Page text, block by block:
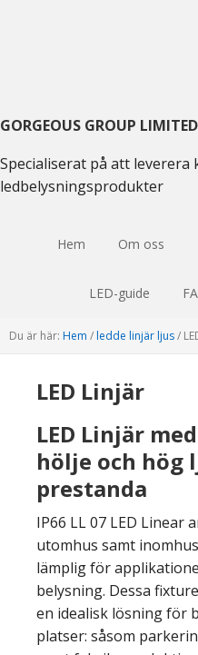
GORGEOUS GROUP LIMITED
Specialiserat på att leverera
ledbelysningsprodukter
Hem Om oss
LED-guide
Du är här: Hem / ledde linjär ljus/
LED Linjär
LED Linjär
hölje och hög
prestanda
IP66 LL 07 LED Linear
utomhus samt
lämplig för
belysning. Dessa
en idealisk lösning för
platser: såsom